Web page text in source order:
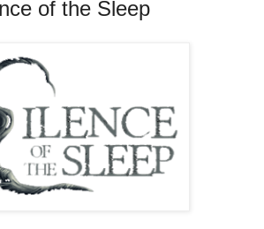
of the Sleep